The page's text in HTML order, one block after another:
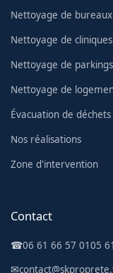
Nettoyage de
Nettoyage de cliniques
Nettoyage de parkings
Nettoyage de
Évacuation de déchets
Nos réalisations
Zone d'intervention
Contact
☎06 61 66 57 0105
✉